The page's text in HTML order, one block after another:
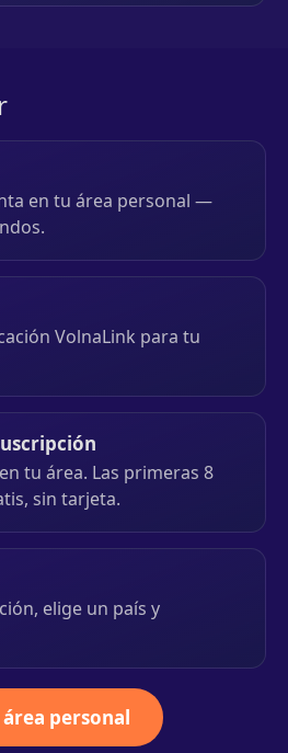
en tu área personal —
VolnaLink para tu
tu área. Las primeras 8
sin tarjeta.
elige un país y
personal